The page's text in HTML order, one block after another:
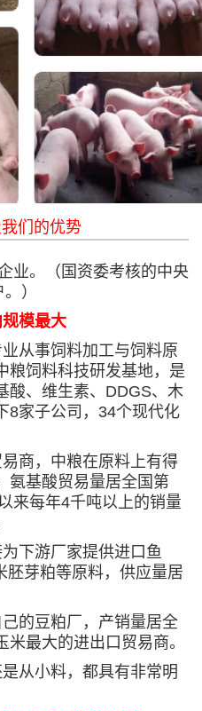
们的优势
业。（国资委考核的中央
。）
模最大
从事饲料加工与饲料原
粮饲料科技研发基地，是
酸、维生素、 DDGS、木
8家子公司， 34个现代化
商，中粮在原料上有得
氨基酸贸易量居全国第
来每年4千吨以上的销量
下游厂家提供进口鱼
胚芽粕等原料，供应量居
的豆粕厂，产销量居全
最大的进出口贸易商。
从小料，都具有非常明